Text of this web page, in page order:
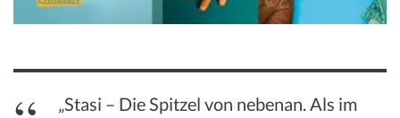
„Stasi – Die Spitzel von nebenan. Als im